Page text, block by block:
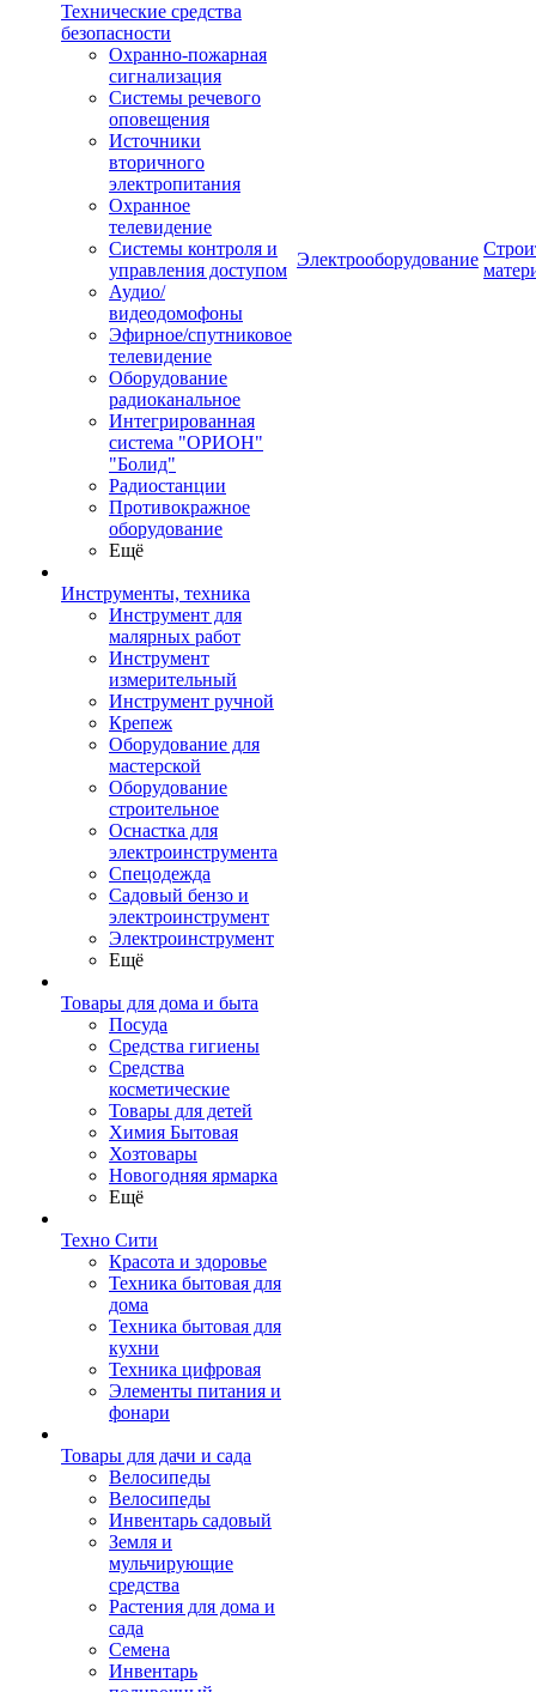
Технические средства
безопасности
Охранно-пожарная
сигнализация
Системы речевого
оповещения
Источники
вторичного
электропитания
Охранное
телевидение
Системы контроля и
управления доступом
Аудио/
видеодомофоны
Эфирное/спутниковое
телевидение
Оборудование
радиоканальное
Интегрированная
система "ОРИОН"
"Болид"
Радиостанции
Противокражное
оборудование
Ещё
Инструменты, техника
Инструмент для
малярных работ
Инструмент
измерительный
Инструмент ручной
Крепеж
Оборудование для
мастерской
Оборудование
строительное
Оснастка для
электроинструмента
Спецодежда
Садовый бензо и
электроинструмент
Электроинструмент
Ещё
Товары для дома и быта
Посуда
Средства гигиены
Средства
косметические
Товары для детей
Химия Бытовая
Хозтовары
Новогодняя ярмарка
Ещё
Техно Сити
Красота и здоровье
Техника бытовая для
дома
Техника бытовая для
кухни
Техника цифровая
Элементы питания и
фонари
Товары для дачи и сада
Велосипеды
Велосипеды
Инвентарь садовый
Земля и
мульчирующие
средства
Растения для дома и
сада
Семена
Инвентарь
Электрооборудование